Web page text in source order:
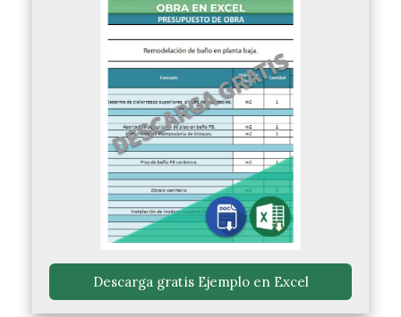
Descarga gratis Ejemplo en Excel